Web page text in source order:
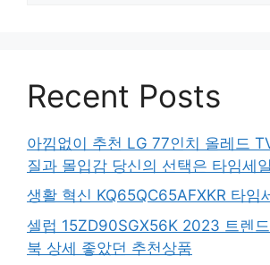
Recent Posts
아낌없이 추천 LG 77인치 올레드
질과 몰입감 당신의 선택은 타임세
생활 혁신 KQ65QC65AFXKR 타임
셀럽 15ZD90SGX56K 2023 트렌
북 상세 좋았던 추천상품